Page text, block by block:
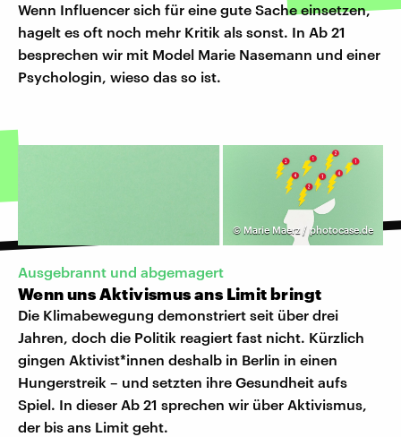
Wenn Influencer sich für eine gute Sache einsetzen,
hagelt es oft noch mehr Kritik als sonst. In Ab 21
besprechen wir mit Model Marie Nasemann und einer
Psychologin, wieso das so ist.
© Marie Maerz / photocase.de
Ausgebrannt und abgemagert
Wenn uns Aktivismus ans Limit bringt
Die Klimabewegung demonstriert seit über drei
Jahren, doch die Politik reagiert fast nicht. Kürzlich
gingen Aktivist*innen deshalb in Berlin in einen
Hungerstreik – und setzten ihre Gesundheit aufs
Spiel. In dieser Ab 21 sprechen wir über Aktivismus,
der bis ans Limit geht.